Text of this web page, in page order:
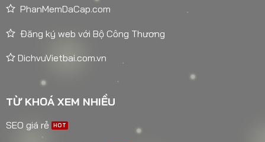
PhanMemDaCap.com
Đăng ký web với Bộ Công Thương
DichvuVietbai.com.vn
TỪ KHOÁ XEM NHIỀU
SEO giá rẻ